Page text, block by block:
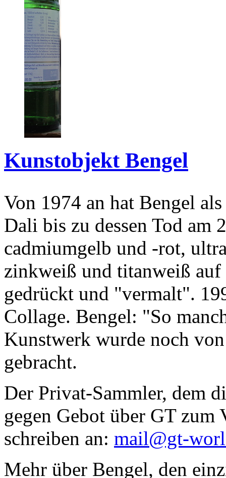
Kunstobjekt Bengel
Von 1974 an hat Bengel
Dali bis zu dessen Tod am
cadmiumgelb und -rot,
zinkweiß und titanweiß
gedrückt und "vermalt".
Collage. Bengel: "So
Kunstwerk wurde noch
gebracht.
Der Privat-Sammler, dem
gegen Gebot über GT zum
schreiben an: mail@gt-
Mehr über Bengel, den